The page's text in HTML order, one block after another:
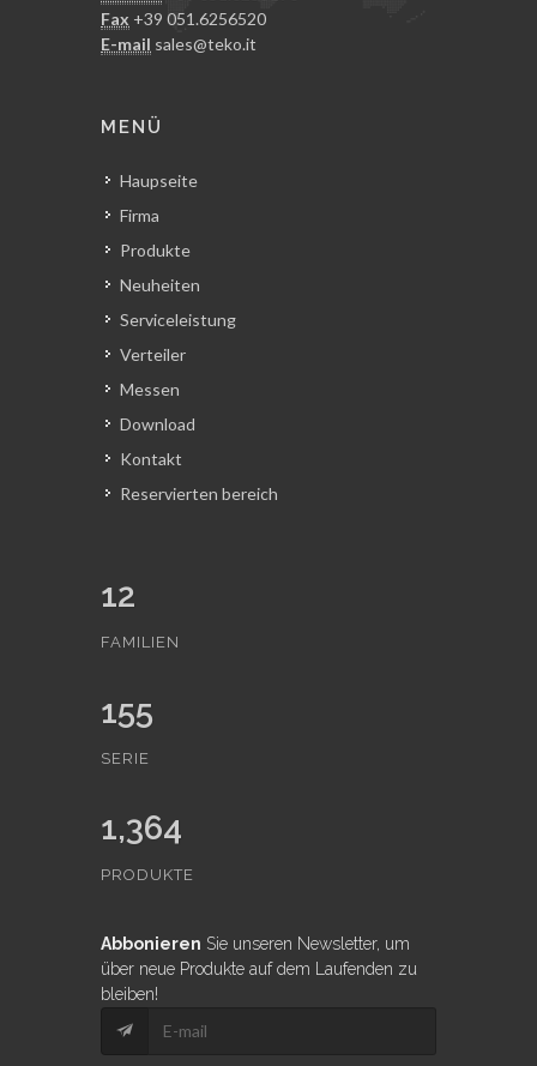
Fax +39 051.6256520
E-mail sales@teko.it
MENÜ
Haupseite
Firma
Produkte
Neuheiten
Serviceleistung
Verteiler
Messen
Download
Kontakt
Reservierten bereich
12
FAMILIEN
155
SERIE
1,364
PRODUKTE
Abbonieren Sie unseren Newsletter, um
über neue Produkte auf dem Laufenden zu
bleiben!